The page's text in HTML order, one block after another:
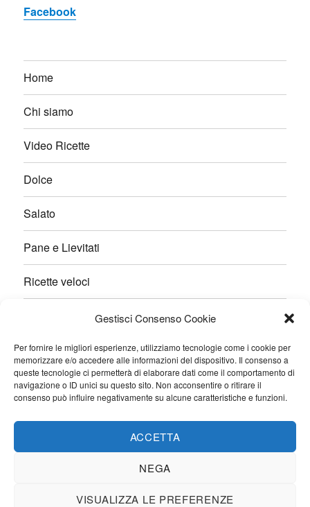
Gestisci Consenso Cookie
Per fornire le migliori esperienze, utilizziamo tecnologie come i cookie per
memorizzare e/o accedere alle informazioni del dispositivo. Il consenso a
queste tecnologie ci permetterà di elaborare dati come il comportamento di
navigazione o ID unici su questo sito. Non acconsentire o ritirare il
consenso può influire negativamente su alcune caratteristiche e funzioni.
ACCETTA
NEGA
VISUALIZZA LE PREFERENZE
Facebook
Home
Chi siamo
Video Ricette
Dolce
Salato
Pane e Lievitati
Ricette veloci
Favole di Gusto Proudly powered by WordPress